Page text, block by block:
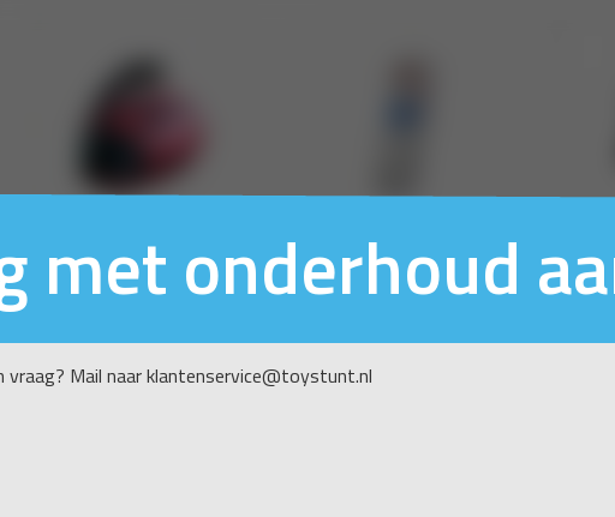
met onderhoud
vraag? Mail naar klantenservice@toystunt.nl